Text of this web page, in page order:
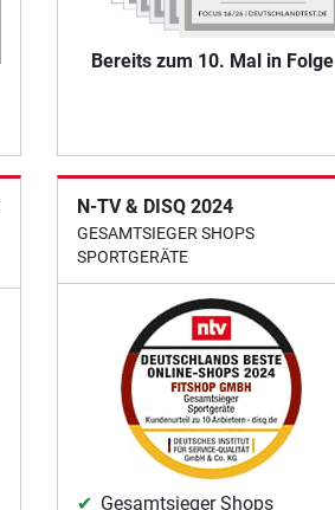
Bereits zum 10. Mal in Folge
N-TV & DISQ 2024
GESAMTSIEGER SHOPS
SPORTGERÄTE
Gesamtsieger Shops